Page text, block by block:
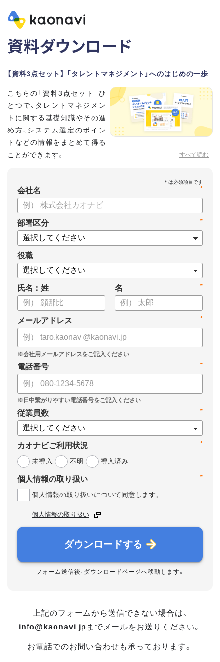
資料ダウンロード
【資料3点セット】 「タレントマネジメント」へのはじめの一歩
すべて読む
こちらの「資料3点セット」ひ
とつで、タレントマネジメン
トに関する基礎知識やその進
め方、システム選定のポイン
トなどの情報をまとめて得る
ことができます。
【資料セット内容】
・超入門タレントマネジメント
・タレントマネジメントシステムの選び方
・タレントマネジメントシステム「カオナビ」の説明資料
*
会社名
*
部署区分
役職
氏名：姓 *
名
*
メールアドレス
*
電話番号
*
従業員数
*
カオナビご利用状況
未導入
不明 導入済み
*
個人情報の取り扱い
個人情報の取り扱いについて同意します。
個人情報の取り扱い
ダウンロードする
フォーム送信後、ダウンロードページへ移動します。
上記のフォームから送信できない場合は、
info@kaonavi.jp までメールをお送りください。
お電話でのお問い合わせも承っております。